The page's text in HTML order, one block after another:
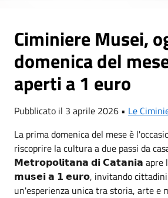
Ciminiere Musei,
domenica del
aperti a 1 euro
Pubblicato il 3 aprile 2026 • Le
La prima domenica del mese è
riscoprire la cultura a due passi da
𝗠𝗲𝘁𝗿𝗼𝗽𝗼𝗹𝗶𝘁𝗮𝗻𝗮 𝗱𝗶 𝗖𝗮𝘁𝗮𝗻𝗶𝗮 apre
𝗺𝘂𝘀𝗲𝗶 𝗮 𝟭 𝗲𝘂𝗿𝗼, invitando cittadini
un'esperienza unica tra storia, arte e